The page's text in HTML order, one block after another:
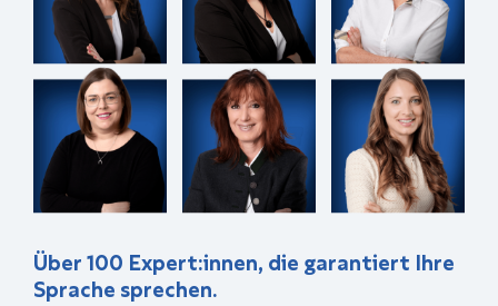
Über 100 Expert:innen, die garantiert Ihre
Sprache sprechen.